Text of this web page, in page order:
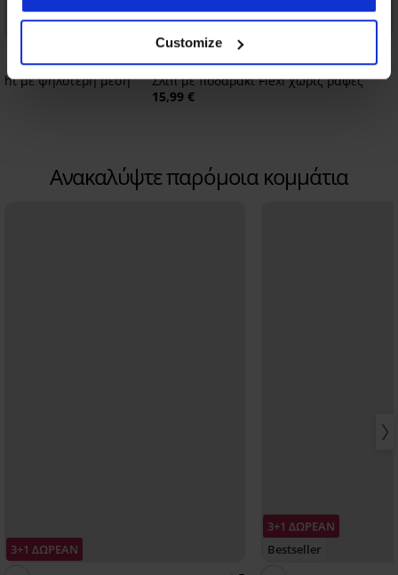
Customize
με ψηλότερη μέση
3+1 ΔΩΡΕΑΝ
Σλιπ με ποδαράκι Flexi χωρίς ραφές
15,99 €
Ανακαλύψτε παρόμοια κομμάτια
3+1 ΔΩΡΕΑΝ
3+1 ΔΩΡΕΑΝ
Bestseller